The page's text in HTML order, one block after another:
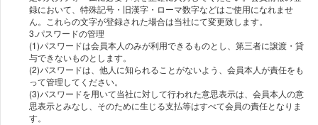
録において、特殊記号・旧漢字・ローマ数字などはご使用になれませ
ん。これらの文字が登録された場合は当社にて変更致します。
3.パスワードの管理
(1)パスワードは会員本人のみが利用できるものとし、第三者に譲渡・貸
与できないものとします。
(2)パスワードは、他人に知られることがないよう、会員本人が責任をも
って管理してください。
(3)パスワードを用いて当社に対して行われた意思表示は、会員本人の意
思表示とみなし、そのために生じる支払等はすべて会員の責任となりま
す。